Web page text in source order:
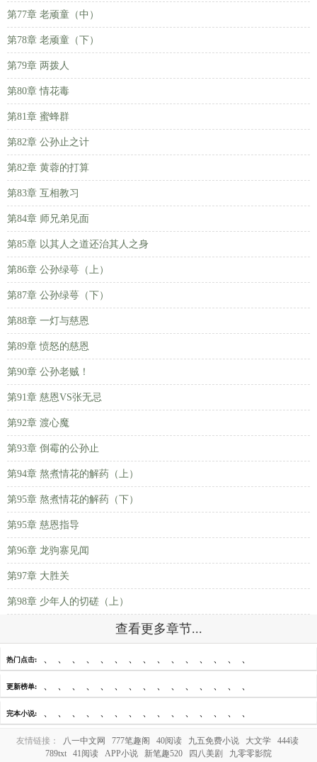
第77章 老顽童（中）
第78章 老顽童（下）
第79章 两拨人
第80章 情花毒
第81章 蜜蜂群
第82章 公孙止之计
第82章 黄蓉的打算
第83章 互相教习
第84章 师兄弟见面
第85章 以其人之道还治其人之身
第86章 公孙绿萼（上）
第87章 公孙绿萼（下）
第88章 一灯与慈恩
第89章 愤怒的慈恩
第90章 公孙老贼！
第91章 慈恩VS张无忌
第92章 渡心魔
第93章 倒霉的公孙止
第94章 熬煮情花的解药（上）
第95章 熬煮情花的解药（下）
第95章 慈恩指导
第96章 龙驹寨见闻
第97章 大胜关
第98章 少年人的切磋（上）
查看更多章节...
热门点击: 、 、 、 、 、 、 、 、 、 、 、 、 、 、 、
更新榜单: 、 、 、 、 、 、 、 、 、 、 、 、 、 、 、
完本小说: 、 、 、 、 、 、 、 、 、 、 、 、 、 、 、
友情链接： 八一中文网 777笔趣阁 40阅读 九五免费小说 大文学
444读
789txt
41阅读 APP小说 新笔趣520 四八美剧 九零零影院